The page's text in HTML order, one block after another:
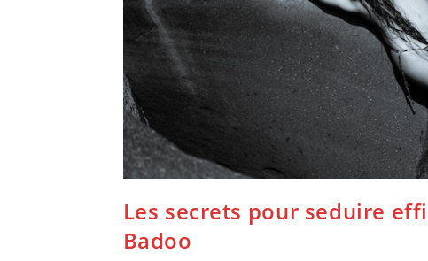
Les secrets pour seduire
Badoo